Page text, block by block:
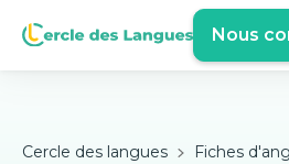
Nous
Cercle des langues
Fiches